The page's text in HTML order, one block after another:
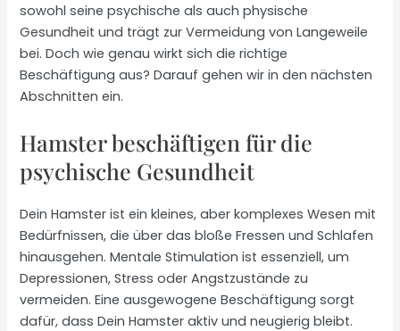
sowohl seine psychische als auch physische
Gesundheit und trägt zur Vermeidung von Langeweile
bei. Doch wie genau wirkt sich die richtige
Beschäftigung aus? Darauf gehen wir in den nächsten
Abschnitten ein.
Hamster beschäftigen für die
psychische Gesundheit
Dein Hamster ist ein kleines, aber komplexes Wesen mit
Bedürfnissen, die über das bloße Fressen und Schlafen
hinausgehen. Mentale Stimulation ist essenziell, um
Depressionen, Stress oder Angstzustände zu
vermeiden. Eine ausgewogene Beschäftigung sorgt
dafür, dass Dein Hamster aktiv und neugierig bleibt.